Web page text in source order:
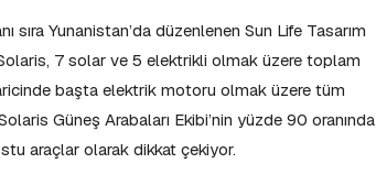
sıra Yunanistan’da düzenlenen Sun Life Tasarım
7 solar ve 5 elektrikli olmak üzere toplam
başta elektrik motoru olmak üzere tüm
Güneş Arabaları Ekibi’nin yüzde 90 oranında
araçlar olarak dikkat çekiyor.